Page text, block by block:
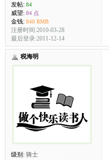
发帖: 84
威望: 84 点
金钱: 840 RMB
注册时间:2010-03-28
最后登录:2011-12-14
税海明
级别: 骑士